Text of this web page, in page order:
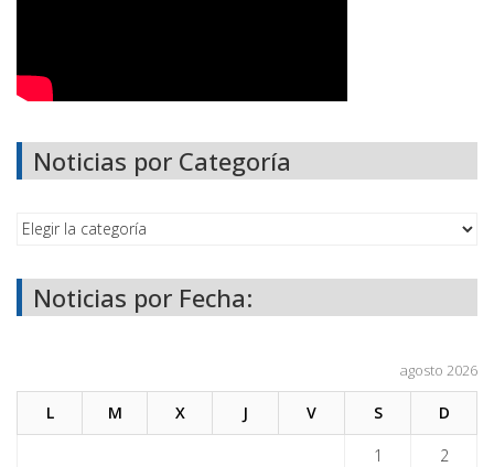
Noticias por Categoría
Noticias por Fecha:
agosto 2026
L M X J V S D
1 2